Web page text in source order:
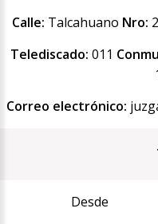
Calle: Talcahuano Nro:
Telediscado: 011
Correo electrónico:
Desde